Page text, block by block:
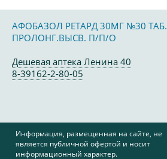
АФОБАЗОЛ РЕТАРД 30МГ №30 ТАБ.
ПРОЛОНГ.ВЫСВ. П/П/О
Дешевая аптека Ленина 40
8-39162-2-80-05
Информация, размещенная на сайте, не
является публичной офертой и носит
информационный характер.